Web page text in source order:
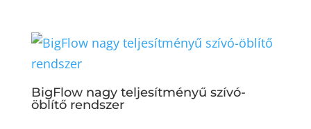
BigFlow nagy teljesítményű szívó-
öblítő rendszer